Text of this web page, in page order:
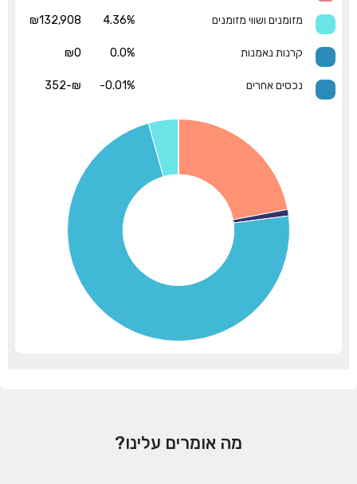
מזומנים ושווי מזומנים 4.36%
₪132,908
קרנות נאמנות 0.0%
₪0
נכסים אחרים -0.01%
₪-352
מה אומרים עלינו?